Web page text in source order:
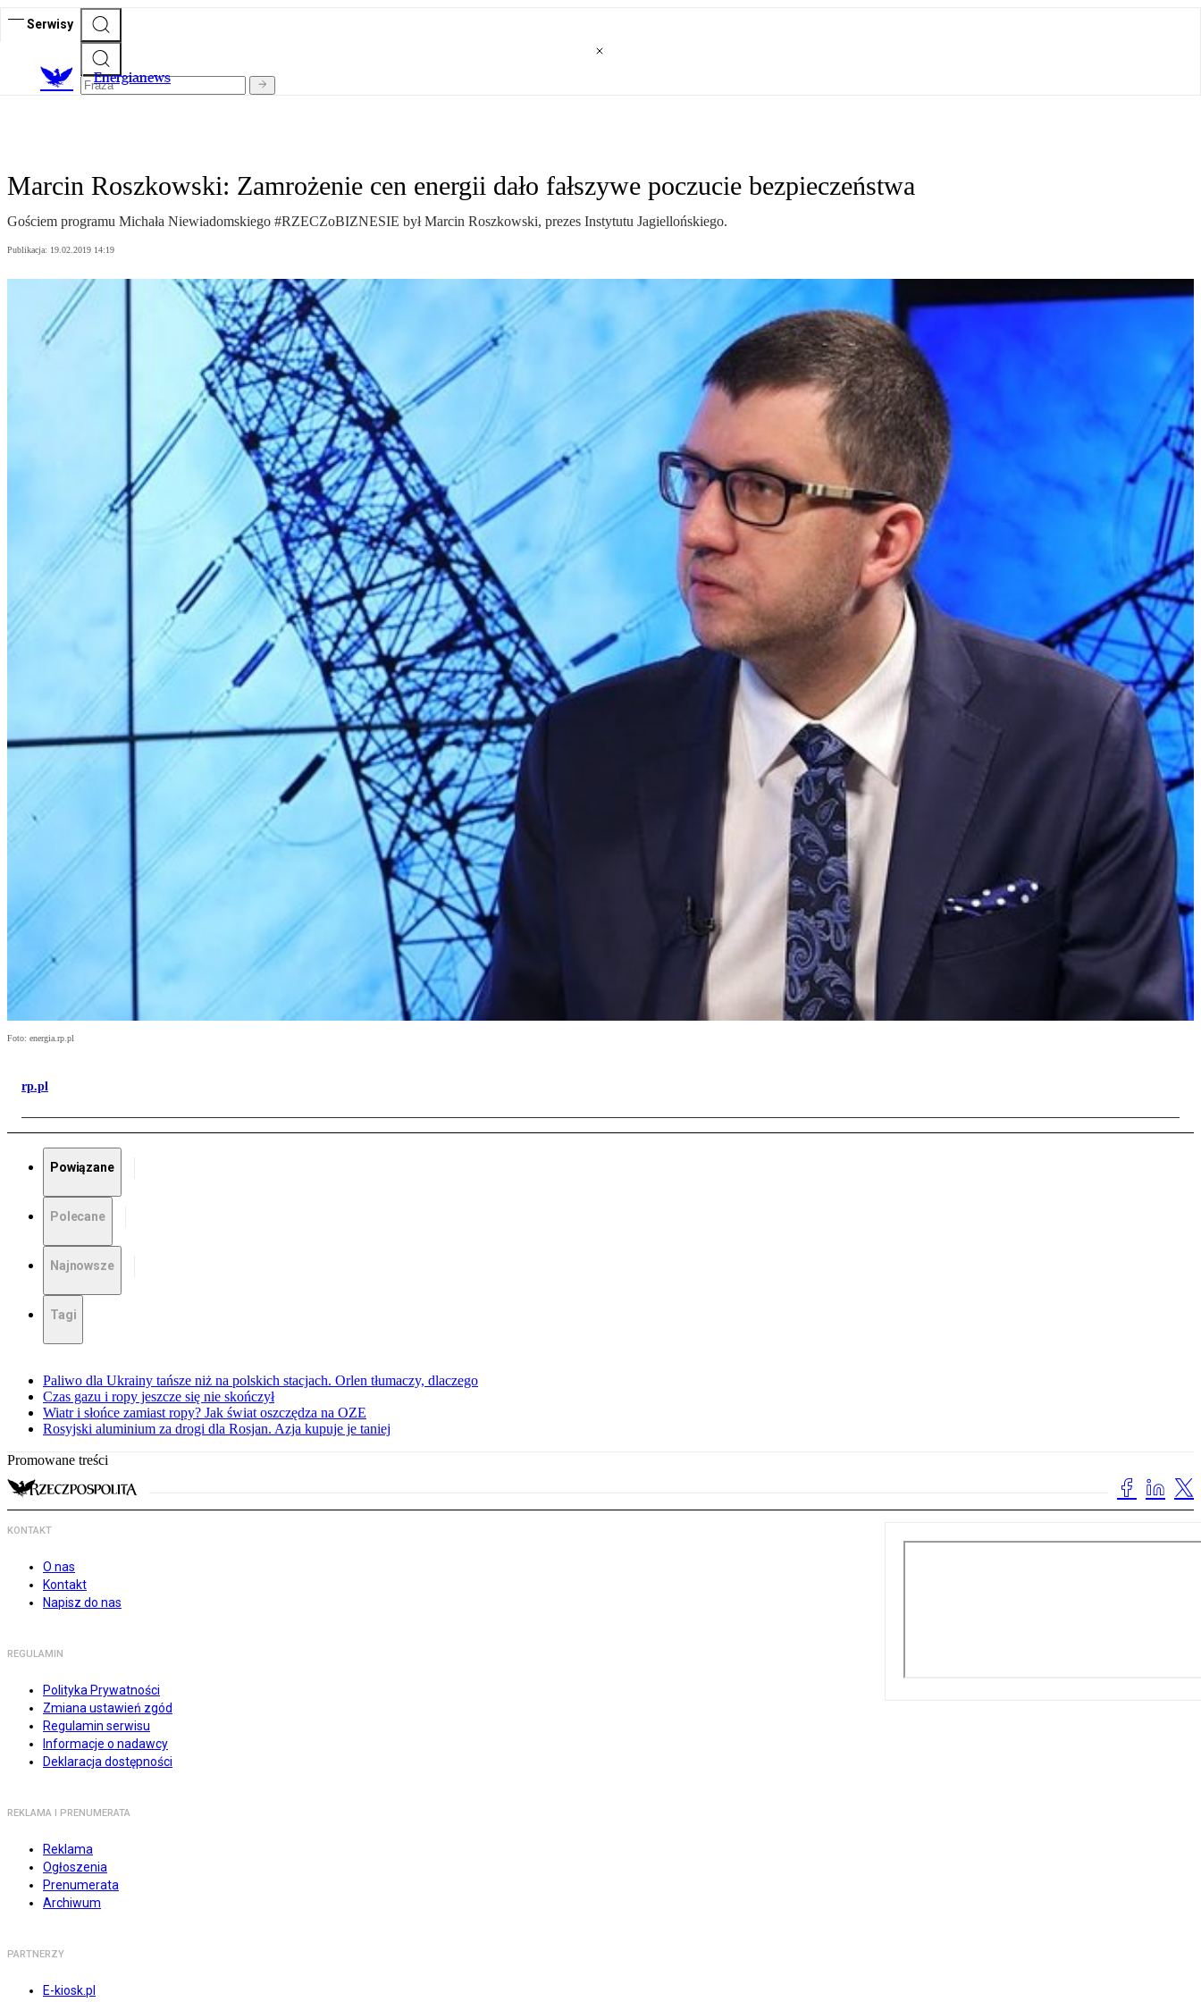
Serwisy
Energianews
Marcin Roszkowski: Zamrożenie cen energii dało fałszywe poczucie bezpieczeństwa
Gościem programu Michała Niewiadomskiego #RZECZoBIZNESIE był Marcin Roszkowski, prezes Instytutu Jagiellońskiego.
Publikacja: 19.02.2019 14:19
Foto: energia.rp.pl
rp.pl
Powiązane
Polecane
Najnowsze
Tagi
Paliwo dla Ukrainy tańsze niż na polskich stacjach. Orlen tłumaczy, dlaczego
Czas gazu i ropy jeszcze się nie skończył
Wiatr i słońce zamiast ropy? Jak świat oszczędza na OZE
Rosyjski aluminium za drogi dla Rosjan. Azja kupuje je taniej
Promowane treści
KONTAKT
O nas
Kontakt
Napisz do nas
REGULAMIN
Polityka Prywatności
Zmiana ustawień zgód
Regulamin serwisu
Informacje o nadawcy
Deklaracja dostępności
REKLAMA I PRENUMERATA
Reklama
Ogłoszenia
Prenumerata
Archiwum
PARTNERZY
E-kiosk.pl